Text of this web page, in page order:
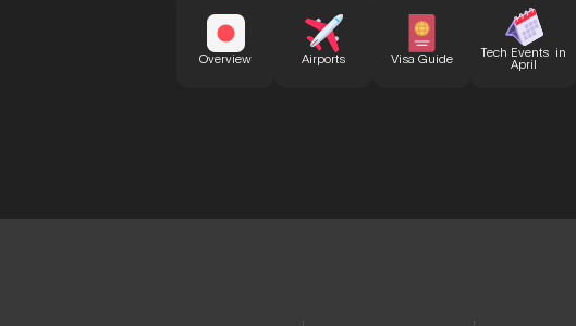
Overview Airports Visa Guide Tech Events in
April